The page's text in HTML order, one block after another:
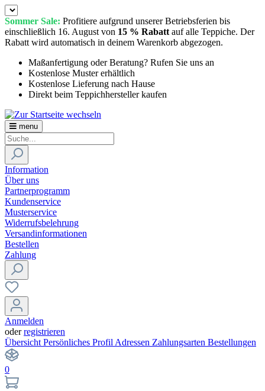
Sommer Sale: Profitiere aufgrund unserer Betriebsferien bis
einschließlich 16. August von 15 % Rabatt auf alle Teppiche. Der
Rabatt wird automatisch in deinem Warenkorb abgezogen.
Maßanfertigung oder Beratung? Rufen Sie uns an
Kostenlose Muster erhältlich
Kostenlose Lieferung nach Hause
Direkt beim Teppichhersteller kaufen
menu
Information
Über uns
Partnerprogramm
Kundenservice
Musterservice
Widerrufsbelehrung
Versandinformationen
Bestellen
Zahlung
Anmelden
oderregistrieren
Übersicht Persönliches Profil Adressen Zahlungsarten Bestellungen
0